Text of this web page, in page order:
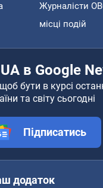
Журналісти
місці подій
в Google
бути в курсі
та світу сьогодні
Підписатись
додаток